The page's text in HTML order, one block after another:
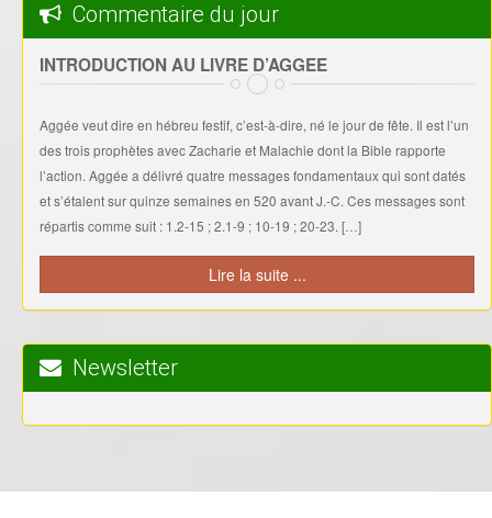
Commentaire du jour
INTRODUCTION AU LIVRE D’AGGEE
Aggée veut dire en hébreu festif, c’est-à-dire, né le jour de fête. Il est l’un
des trois prophètes avec Zacharie et Malachie dont la Bible rapporte
l’action. Aggée a délivré quatre messages fondamentaux qui sont datés
et s’étalent sur quinze semaines en 520 avant J.-C. Ces messages sont
répartis comme suit : 1.2-15 ; 2.1-9 ; 10-19 ; 20-23. […]
Lire la suite ...
Newsletter